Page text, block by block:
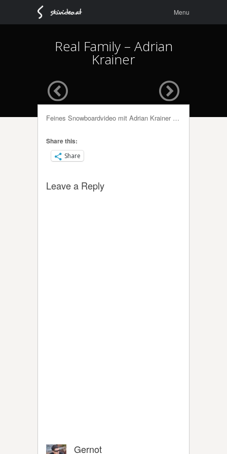
content
Menu
Real Family – Adrian
Krainer
Feines Snowboardvideo mit Adrian Krainer …
Share this:
Share
Leave a Reply
Gernot